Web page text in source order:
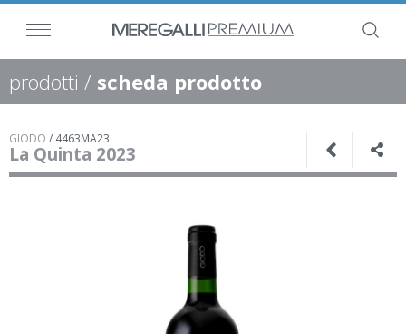
prodotti / scheda prodotto
GIODO / 4463MA23
La Quinta 2023